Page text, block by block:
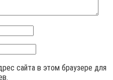
сайта в этом браузере для